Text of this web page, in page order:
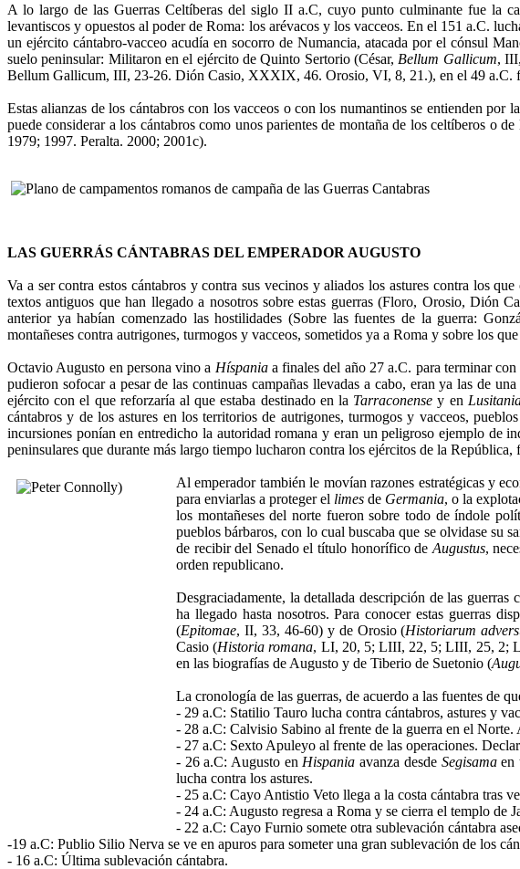
A lo largo de las Guerras Celtíberas del siglo II a.C, cuyo punto culminante fue la
levantiscos y opuestos al poder de Roma: los arévacos y los vacceos. En el 151 a.C.
un ejército cántabro-vacceo acudía en socorro de Numancia, atacada por el cónsul
suelo peninsular: Militaron en el ejército de Quinto Sertorio (César, Bellum Gallicum,
Bellum Gallicum, III, 23-26. Dión Casio, XXXIX, 46. Orosio, VI, 8, 21.), en el 49 a.C.
Estas alianzas de los cántabros con los vacceos o con los numantinos se entienden
puede considerar a los cántabros como unos parientes de montaña de los celtíberos o
1979; 1997. Peralta. 2000; 2001c).
LAS GUERRÁS CÁNTABRAS DEL EMPERADOR AUGUSTO
Va a ser contra estos cántabros y contra sus vecinos y aliados los astures contra los
textos antiguos que han llegado a nosotros sobre estas guerras (Floro, Orosio,
anterior ya habían comenzado las hostilidades (Sobre las fuentes de la guerra:
montañeses contra autrigones, turmogos y vacceos, sometidos ya a Roma y sobre los
Octavio Augusto en persona vino a Híspaniaa finales del año 27 a.C. para terminar con
pudieron sofocar a pesar de las continuas campañas llevadas a cabo, eran ya las de
ejército con el que reforzaría al que estaba destinado en la Tarraconense y en
cántabros y de los astures en los territorios de autrigones, turmogos y vacceos,
incursiones ponían en entredicho la autoridad romana y eran un peligroso ejemplo de
peninsulares que durante más largo tiempo lucharon contra los ejércitos de la
Al emperador también le movían razones estratégicas y
para enviarlas a proteger el limes de Germania, o la
los montañeses del norte fueron sobre todo de índole
pueblos bárbaros, con lo cual buscaba que se olvidase su
de recibir del Senado el título honorífico de Augustus,
orden republicano.
Desgraciadamente, la detallada descripción de las
ha llegado hasta nosotros. Para conocer estas guerras
(Epitomae, II, 33, 46-60) y de Orosio (Historiarum
Casio (Historia romana, LI, 20, 5; LIII, 22, 5; LIII, 25, 2;
en las biografías de Augusto y de Tiberio de Suetonio (
La cronología de las guerras, de acuerdo a las fuentes de
- 29 a.C: Statilio Tauro lucha contra cántabros, astures y
- 28 a.C: Calvisio Sabino al frente de la guerra en el
- 27 a.C: Sexto Apuleyo al frente de las operaciones.
- 26 a.C: Augusto en Hispania avanza desde Segisamaen
lucha contra los astures.
- 25 a.C: Cayo Antistio Veto llega a la costa cántabra tras
- 24 a.C: Augusto regresa a Roma y se cierra el templo de
- 22 a.C: Cayo Furnio somete otra sublevación cántabra
-19 a.C: Publio Silio Nerva se ve en apuros para someter una gran sublevación de los
- 16 a.C: Última sublevación cántabra.